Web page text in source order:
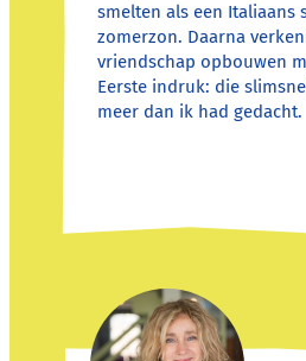
smelten als een Italiaans
zomerzon. Daarna
vriendschap opbouwen
Eerste indruk: die
meer dan ik had gedacht.